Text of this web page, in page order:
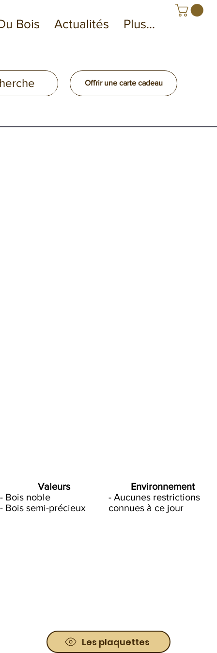
Bois Actualités Plus...
Offrir une carte cadeau
Valeurs
- Bois noble
- Bois semi-précieux
Environnement
- Aucunes restrictions
connues à ce jour
Les plaquettes